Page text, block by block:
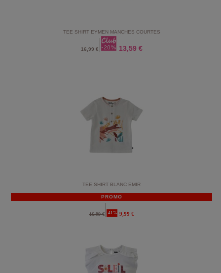
TEE SHIRT EYMEN MANCHES COURTES
16,99 € 13,59 €
TEE SHIRT BLANC EMIR
PROMO
16,99 € -41% 9,99 €